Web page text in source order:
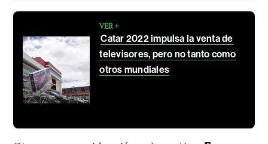
VER +
Catar 2022 impulsa la venta de
televisores, pero no tanto como
otros mundiales